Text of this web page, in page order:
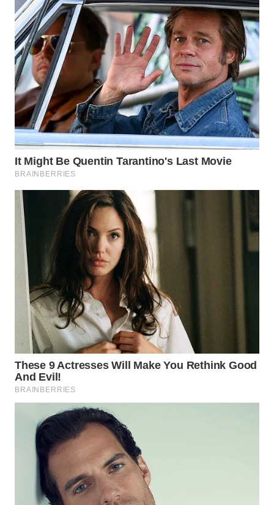
WN
KALTARA
WN
KALSEL
WN
KALTIM
WN
SULSEL
GORONTALO
SULUT
WN
MALUKU
WN
MALUT
WN
DAIRI
WN
DANAU
TOBA
NIAS